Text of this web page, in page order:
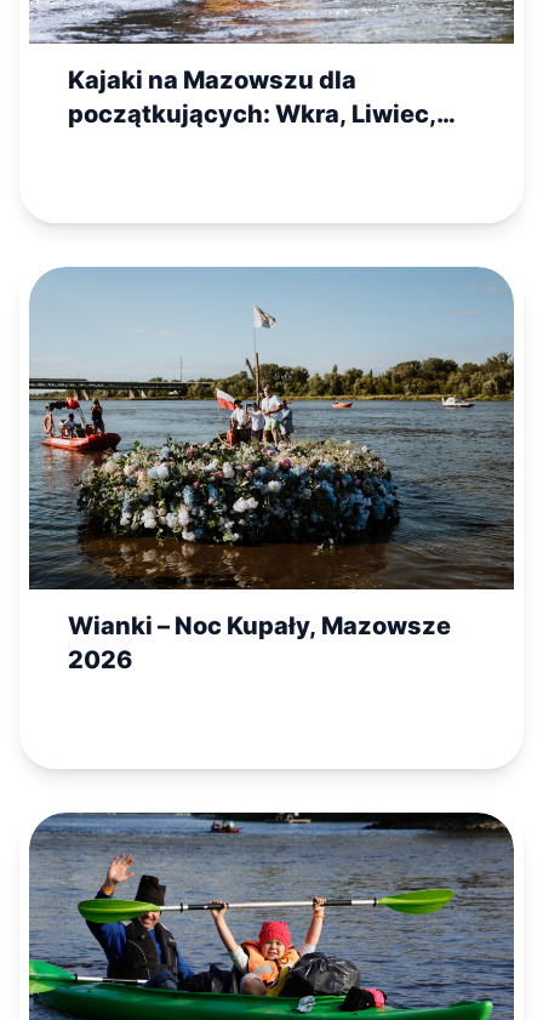
Kajaki na Mazowszu dla
początkujących: Wkra, Liwiec,
Wianki – Noc Kupały, Mazowsze
2026